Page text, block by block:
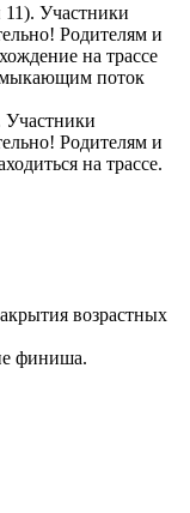
11). Участники
Родителям и
на трассе
поток
Участники
Родителям и
на трассе.
возрастных
финиша.